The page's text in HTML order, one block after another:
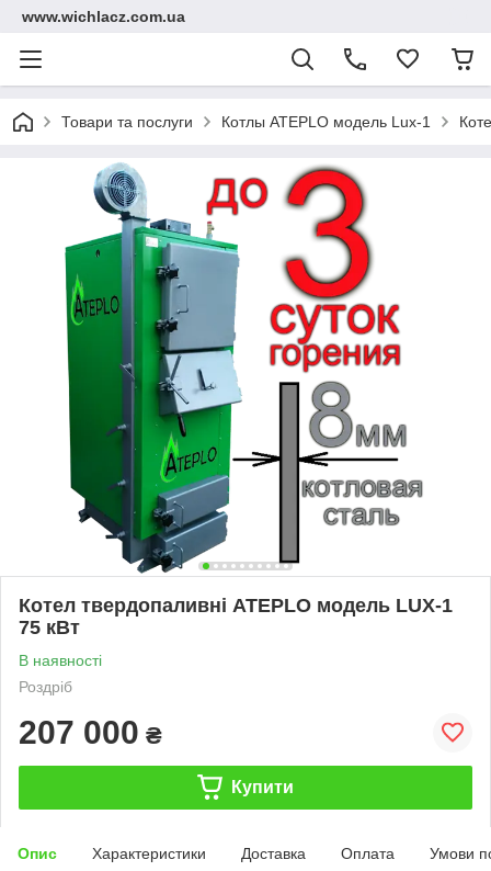
www.wichlacz.com.ua
Товари та послуги Котлы ATEPLO модель Lux-1
Котел твердопаливні ATEPLO модель LUX-1
75 кВт
В наявності
Роздріб
207 000 ₴
Купити
Опис Характеристики Доставка Оплата Умови